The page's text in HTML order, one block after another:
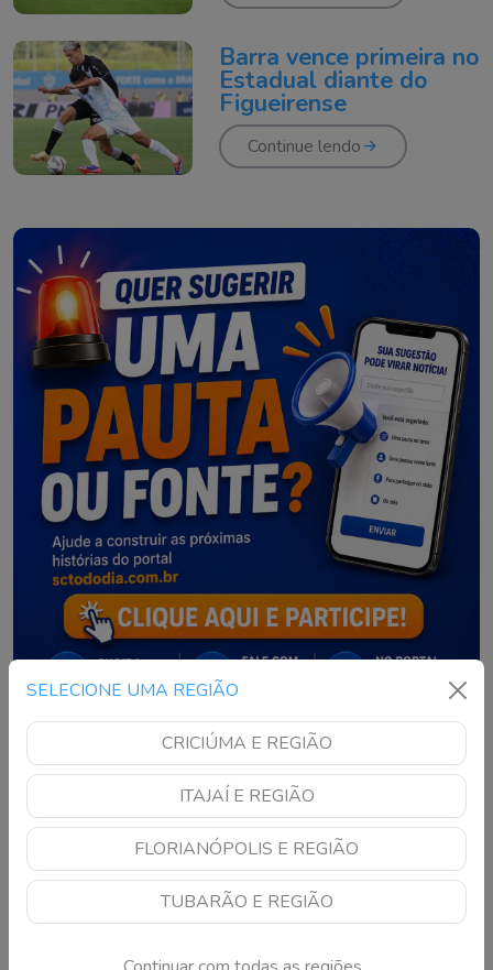
SELECIONE UMA REGIÃO
CRICIÚMA E REGIÃO
ITAJAÍ E REGIÃO
FLORIANÓPOLIS E REGIÃO
TUBARÃO E REGIÃO
Barra vence primeira no
Estadual diante do
Figueirense
Continue lendo
NOTÍCIAS RECENTES
MPSC tenta barrar venda
de prédio destinado ao
Arquivo Público na
Capital